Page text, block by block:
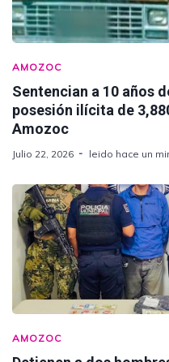
AMOZOC
Sentencian a 10 años
posesión ilícita de
Amozoc
Julio 22, 2026 leido hace un
AMOZOC